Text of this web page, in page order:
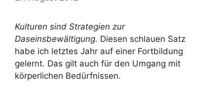
Kulturen sind Strategien zur
Daseinsbewältigung. Diesen schlauen Satz
habe ich letztes Jahr auf einer Fortbildung
gelernt. Das gilt auch für den Umgang mit
körperlichen Bedürfnissen.